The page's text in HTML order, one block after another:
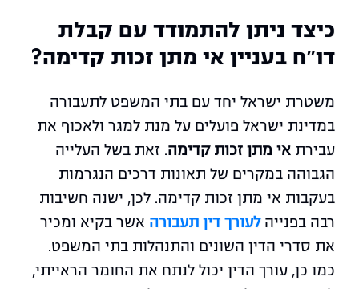
כיצד ניתן להתמודד עם קבלת
דו"ח בעניין אי מתן זכות קדימה?
משטרת ישראל יחד עם בתי המשפט לתעבורה
במדינת ישראל פועלים על מנת למגר ולאכוף את
עבירת אי מתן זכות קדימה. זאת בשל העלייה
הגבוהה במקרים של תאונות דרכים הנגרמות
בעקבות אי מתן זכות קדימה. לכן, ישנה חשיבות
רבה בפנייהלעורך דין תעבורה אשר בקיא ומכיר
את סדרי הדין השונים והתנהלות בתי המשפט.
כמו כן, עורך הדין יכול לנתח את החומר הראייתי,